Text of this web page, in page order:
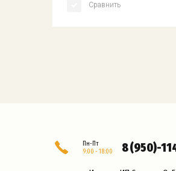
Сравнить
Пн-Пт
9:00 - 18:00
8 (950)-